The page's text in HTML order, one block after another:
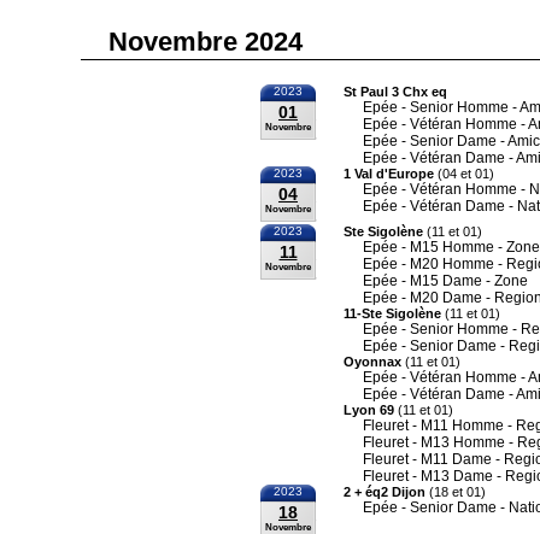
Novembre 2024
2023
01
Novembre
St Paul 3 Chx eq
Epée - Senior Homme -
Epée - Vétéran Homme -
Epée - Senior Dame -
Epée - Vétéran Dame -
2023
04
Novembre
1 Val d'Europe (04 et 01)
Epée - Vétéran Homme -
Epée - Vétéran Dame -
2023
11
Novembre
Ste Sigolène (11 et 01)
Epée - M15 Homme - Zone
Epée - M20 Homme -
Epée - M15 Dame - Zone
Epée - M20 Dame -
11-Ste Sigolène (11 et 01)
Epée - Senior Homme -
Epée - Senior Dame -
Oyonnax (11 et 01)
Epée - Vétéran Homme -
Epée - Vétéran Dame -
Lyon 69 (11 et 01)
Fleuret - M11 Homme -
Fleuret - M13 Homme -
Fleuret - M11 Dame -
Fleuret - M13 Dame -
2023
18
Novembre
2 + éq2 Dijon (18 et 01)
Epée - Senior Dame -